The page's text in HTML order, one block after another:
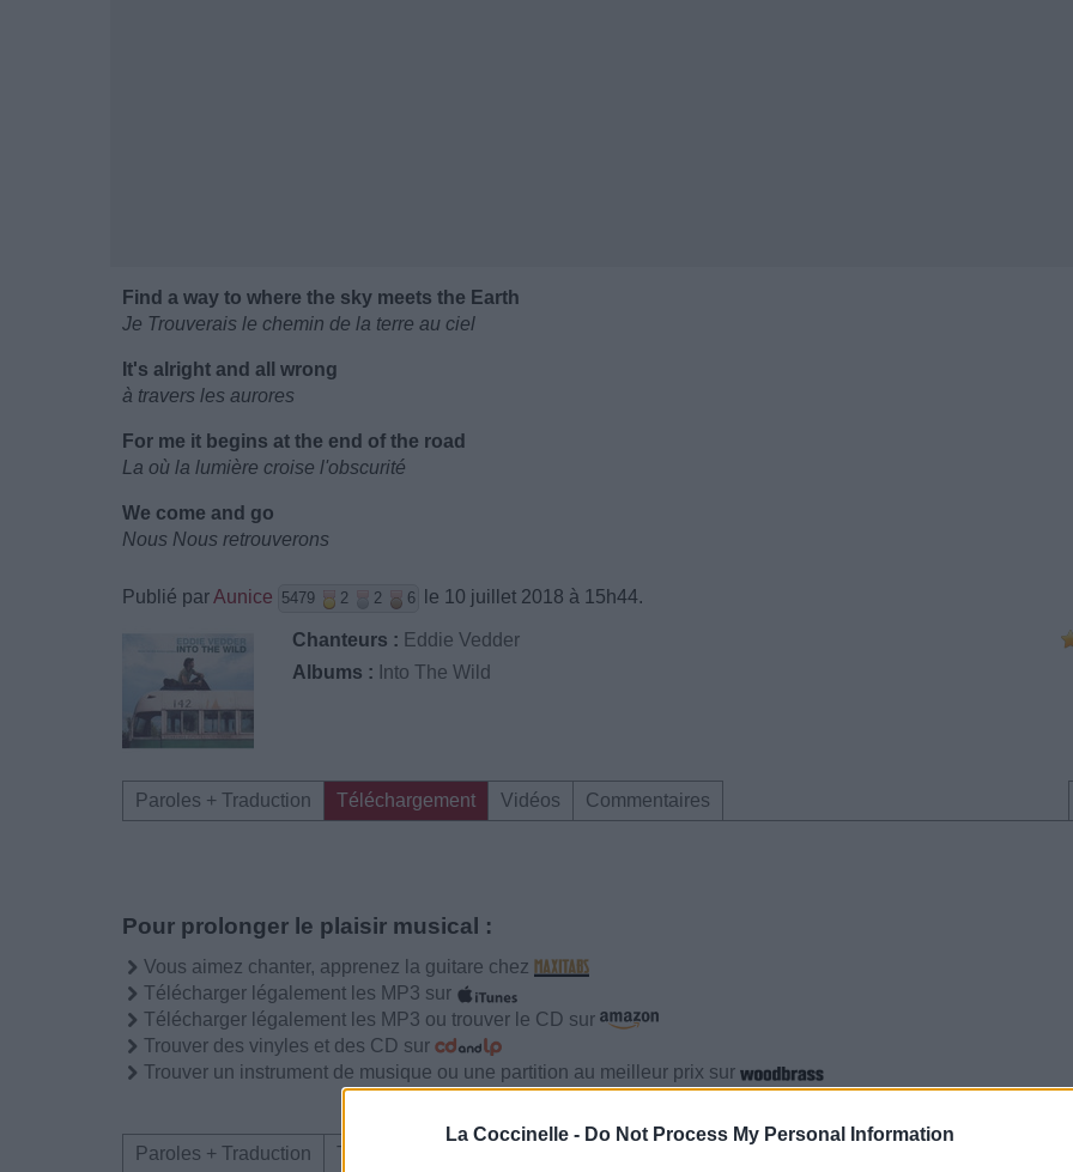
La Coccinelle - Do Not Process My Personal Information
Find a way to where the sky meets the Earth
Je Trouverais le chemin de la terre au ciel
It's alright and all wrong
à travers les aurores
For me it begins at the end of the road
La où la lumière croise l'obscurité
We come and go
Nous Nous retrouverons
Publié parAunice 5479 2 2 6 le 10 juillet 2018 à 15h44.
Chanteurs : Eddie Vedder
Albums : Into The Wild
Paroles + Traduction Téléchargement Vidéos Commentaires
Pour prolonger le plaisir musical :
Vous aimez chanter, apprenez la guitare chez
Télécharger légalement les MP3 sur
Télécharger légalement les MP3 ou trouver le CD sur
Trouver des vinyles et des CD sur
Trouver un instrument de musique ou une partition au meilleur prix sur
Paroles + Traduction Téléchargement